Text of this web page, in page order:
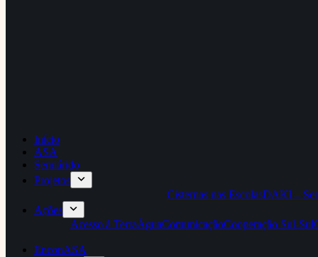
Início
ASA
Semiárido
Projetos
Cisternas nas EscolasDAKI –
Ações
Acesso à TerraÁguaComunicaçãoCooperação Sul-Sul
EnconASA